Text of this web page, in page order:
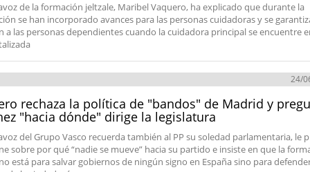
de la formación jeltzale, Maribel Vaquero, ha explicado que durante la
se han incorporado avances para las personas cuidadoras y se
a las personas dependientes cuando la cuidadora principal se encuentre
24/
rechaza la política de "bandos" de Madrid y
"hacia dónde" dirige la legislatura
del Grupo Vasco recuerda también al PP su soledad parlamentaria, le
sobre por qué “nadie se mueve” hacia su partido e insiste en que la
está para salvar gobiernos de ningún signo en España sino para